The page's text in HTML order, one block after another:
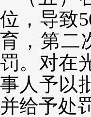
位，导致
育，第二
罚。对在
事人予以
并给予处